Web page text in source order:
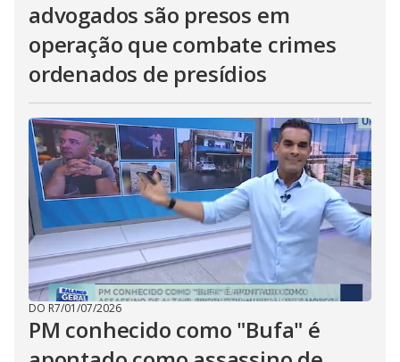
advogados são presos em
operação que combate crimes
ordenados de presídios
DO R7/01/07/2026
PM conhecido como "Bufa" é